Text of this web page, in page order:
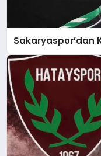
Sakaryaspor’dan